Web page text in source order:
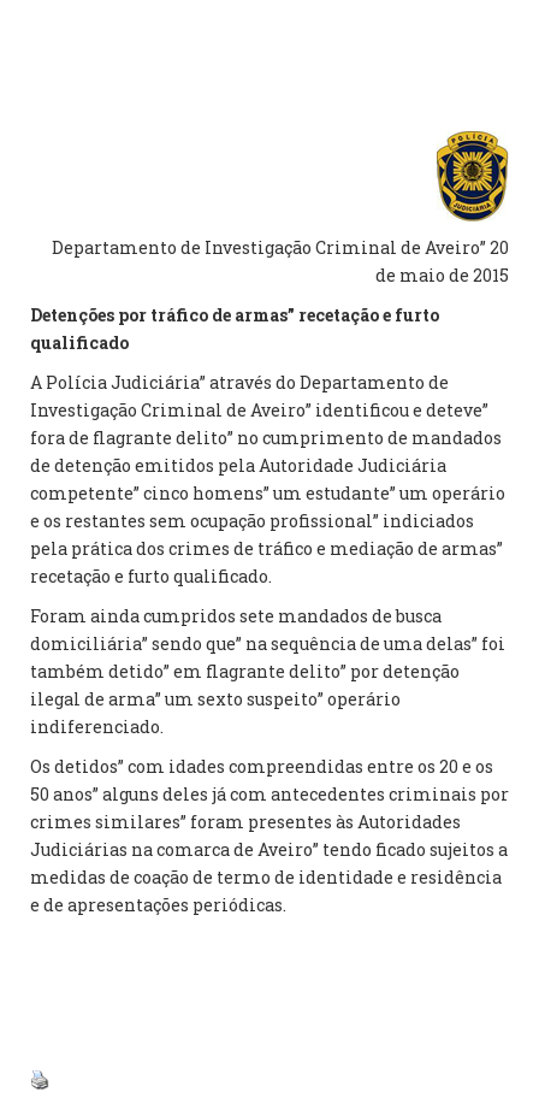
Departamento de Investigação Criminal de Aveiro” 20
de maio de 2015
Detenções por tráfico de armas” recetação e furto
qualificado
A Polícia Judiciária” através do Departamento de
Investigação Criminal de Aveiro” identificou e deteve”
fora de flagrante delito” no cumprimento de mandados
de detenção emitidos pela Autoridade Judiciária
competente” cinco homens” um estudante” um operário
e os restantes sem ocupação profissional” indiciados
pela prática dos crimes de tráfico e mediação de armas”
recetação e furto qualificado.
Foram ainda cumpridos sete mandados de busca
domiciliária” sendo que” na sequência de uma delas” foi
também detido” em flagrante delito” por detenção
ilegal de arma” um sexto suspeito” operário
indiferenciado.
Os detidos” com idades compreendidas entre os 20 e os
50 anos” alguns deles já com antecedentes criminais por
crimes similares” foram presentes às Autoridades
Judiciárias na comarca de Aveiro” tendo ficado sujeitos a
medidas de coação de termo de identidade e residência
e de apresentações periódicas.